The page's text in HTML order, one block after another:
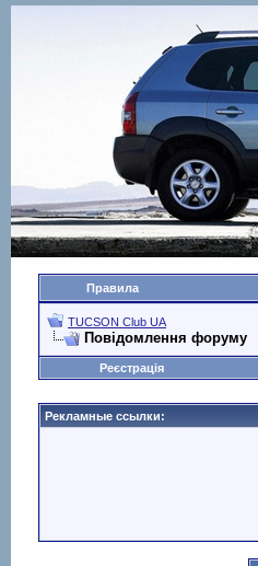
Правила
TUCSON Club UA
Повідомлення форуму
Реєстрація
Рекламные ссылки: